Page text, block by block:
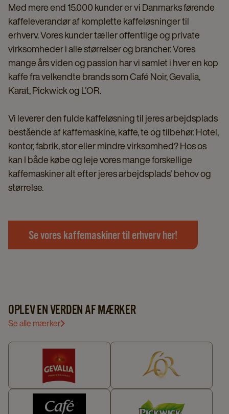
Med mere end 15.000 kunder er vi Danmarks førende
kaffeleverandør af komplette kaffeløsninger til
erhverv. Vores kunder tæller offentlige og private
virksomheder i alle størrelser og brancher. Vores
mange års viden og passion har vi samlet i hver en kop
kaffe fra velkendte brands som Café Noir, Gevalia,
Karat, Pickwick og L'OR.
Vi leverer den fulde kaffeløsning til jeres arbejdsplads
bestående af kaffemaskine, kaffe, te og tilbehør. Hotel,
kontor, fabrik, stor eller mindre virksomhed? Hos os
kan I både købe og leje vores mange forskellige
kaffemaskiner alt efter jeres arbejdsplads' behov og
størrelse.
Se vores kaffemaskiner til erhverv her!
OPLEV EN VERDEN AF MÆRKER
Se alle mærker